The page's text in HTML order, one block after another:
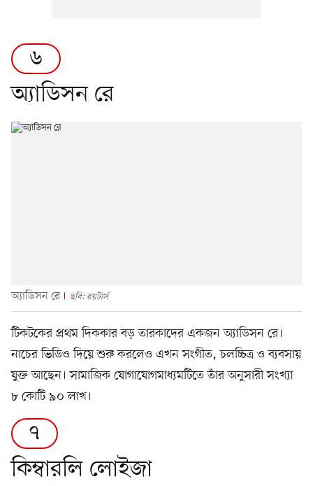
৬
অ্যাডিসন রে
অ্যাডিসন রে ছবি: রয়টার্স
টিকটকের প্রথম দিককার বড় তারকাদের একজন অ্যাডিসন রে।
নাচের ভিডিও দিয়ে শুরু করলেও এখন সংগীত, চলচ্চিত্র ও ব্যবসায়
যুক্ত আছেন। সামাজিক যোগাযোগমাধ্যমটিতে তাঁর অনুসারী সংখ্যা
৮ কোটি ৯০ লাখ।
৭
কিম্বারলি লোইজা